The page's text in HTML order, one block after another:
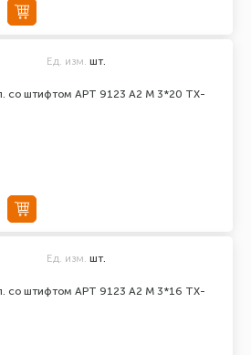
со штифтом АРТ 9123 А2 M 3*20 TX-
Ед. изм. шт.
со штифтом АРТ 9123 А2 M 3*16 TX-
Ед. изм. шт.